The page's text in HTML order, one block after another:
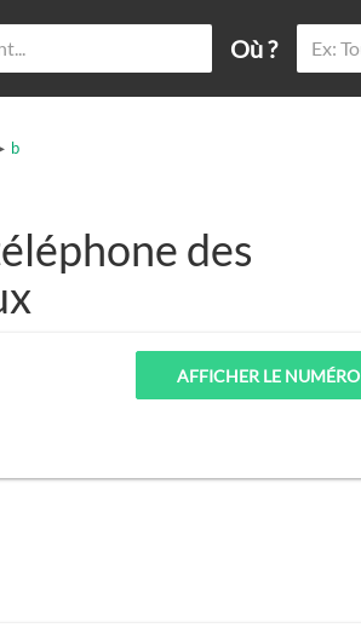
Où ?
b
des
AFFICHER LE NUMÉRO